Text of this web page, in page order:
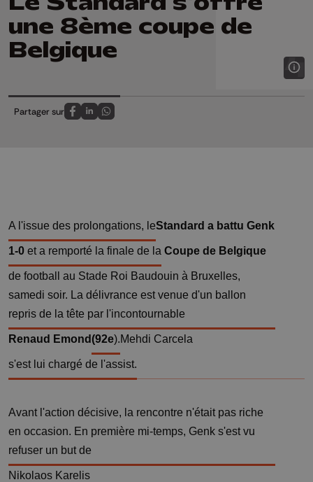
une 8ème coupe de
Belgique
Partager sur
Partagez sur FaceBook
Partagez sur LinkedIn
Partagez sur Whatsapp
A l'issue des prolongations, leStandard a battu Genk
1-0 et a remporté la finale de la Coupe de Belgique
de football au Stade Roi Baudouin à Bruxelles,
samedi soir. La délivrance est venue d'un ballon
repris de la tête par l'incontournable
Renaud Emond(92e).Mehdi Carcela
s'est lui chargé de l'assist.
Avant l'action décisive, la rencontre n'était pas riche
en occasion. En première mi-temps, Genk s'est vu
refuser un but de
Nikolaos Karelis